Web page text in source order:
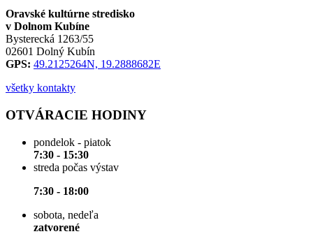
Oravské kultúrne stredisko
v Dolnom Kubíne
Bysterecká 1263/55
02601 Dolný Kubín
GPS: 49.2125264N, 19.2888682E
všetky kontakty
OTVÁRACIE HODINY
pondelok - piatok
7:30 - 15:30
streda počas výstav
7:30 - 18:00
sobota, nedeľa
zatvorené